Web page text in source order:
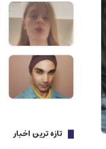
تازه ترین اخبار